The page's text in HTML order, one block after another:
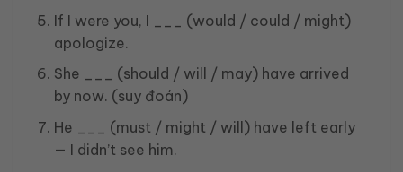
If I were you, I ___ (would / could / might)
apologize.
She ___ (should / will / may) have arrived
by now. (suy đoán)
He ___ (must / might / will) have left early
— I didn’t see him.